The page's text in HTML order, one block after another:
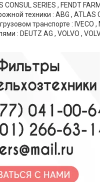
SERIES , FENDT
техники : ABG , ATLAS
транспорте : IVECO
: DEUTZ AG , VOLVO ,